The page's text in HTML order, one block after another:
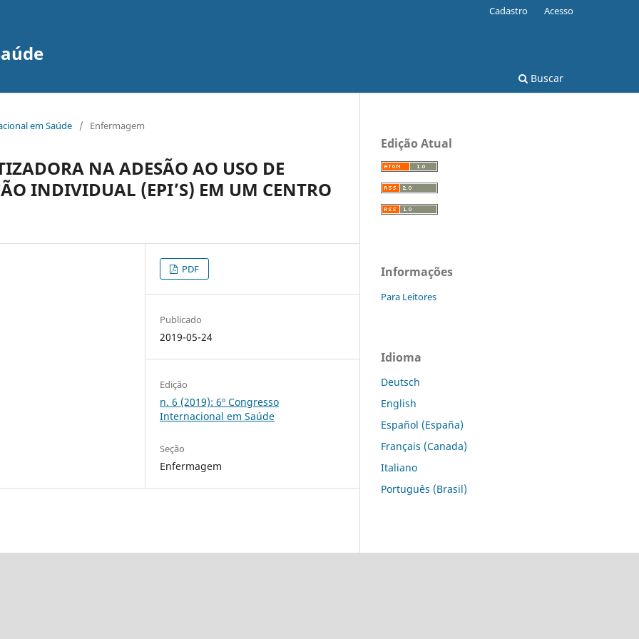
Buscar
Cadastro Acesso
em Saúde / Enfermagem
NA ADESÃO AO USO DE
INDIVIDUAL (EPI’S) EM UM CENTRO
PDF
Publicado
2019-05-24
Edição
n. 6 (2019): 6º Congresso
Internacional em Saúde
Seção
Enfermagem
Edição Atual
Informações
Para Leitores
Idioma
Deutsch
English
Español (España)
Français (Canada)
Italiano
Português (Brasil)